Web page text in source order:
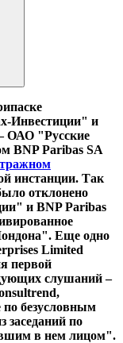
Инвестиции" и
ОАО "Русские
BNP Paribas SA
инстанции. Так
отклонено
и BNP Paribas
Еще одно
Limited
первой
слушаний –
безусловным
заседаний по
в нем лицом".